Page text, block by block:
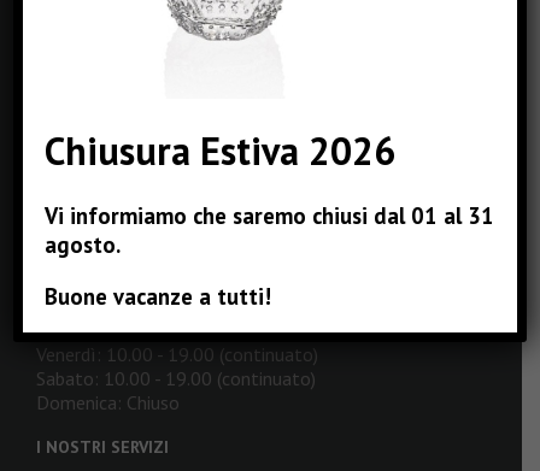
Via Carolina Romani, 6 - Bresso (MI)
Phone: +39 0239434462
ORARI DI APERTURA
Lunedì: 16.00 - 19.00
Martedì: 10.00 - 19.00 (continuato)
Mercoledì: 10.00 - 19.00 (continuato)
Giovedì: 10.00 - 19.00 (continuato)
Venerdì: 10.00 - 19.00 (continuato)
Sabato: 10.00 - 19.00 (continuato)
Domenica: Chiuso
I NOSTRI SERVIZI
Chiusura Estiva 2026
Vi informiamo che saremo chiusi dal 01 al 31
agosto.
Buone vacanze a tutti!